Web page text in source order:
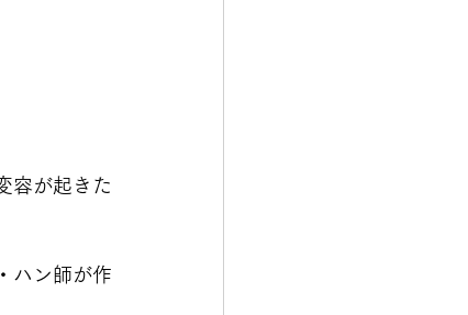
容が起きた
ハン師が作